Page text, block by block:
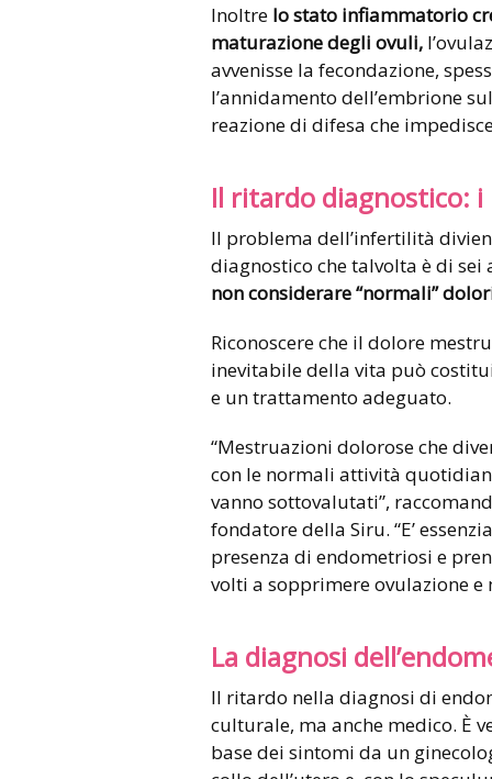
Inoltre lo stato infiammatorio
maturazione degli ovuli,
avvenisse la fecondazione,
l’annidamento dell’embrione
reazione di difesa che
Il ritardo diagnostico:
Il problema dell’infertilità
diagnostico che talvolta è di sei
non considerare“normali”
Riconoscere che il dolore
inevitabile della vita può
e un trattamento adeguato.
“Mestruazioni dolorose che
con le normali attività
vanno sottovalutati”,
fondatore della Siru. “E’
presenza di endometriosi e
volti a sopprimere ovulazione e
La diagnosi
Il ritardo nella diagnosi di
culturale, ma anche medico. È
base dei sintomi da un